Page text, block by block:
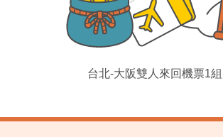
台北-大阪雙人來回機票1